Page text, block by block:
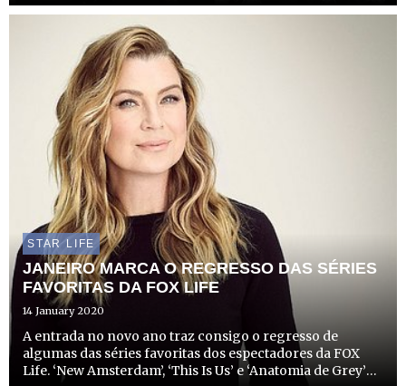
STAR LIFE
JANEIRO MARCA O REGRESSO DAS SÉRIES
FAVORITAS DA FOX LIFE
14 January 2020
A entrada no novo ano traz consigo o regresso de
algumas das séries favoritas dos espectadores da FOX
Life. ‘New Amsterdam’, ‘This Is Us’ e ‘Anatomia de Grey’